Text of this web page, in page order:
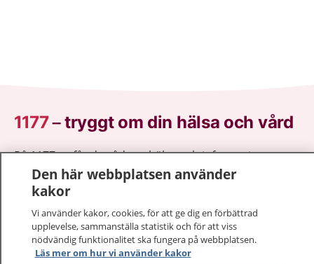
1177–tryggt om din hälsa och vård
På 1177.se får du råd om hälsa och information om
sjukdomar och vilka mottagningar du kan kontakta.
Logga in för att läsa din journal och göra dina
vårdärenden. Ring telefonnummer 1177 för
sjukvårdsrådgivning dygnet runt.
1177 ger dig råd när du vill må bättre.
Den här webbplatsen använder
kakor
Vi använder kakor, cookies, för att ge dig en förbättrad
upplevelse, sammanställa statistik och för att viss
nödvändig funktionalitet ska fungera på webbplatsen.
Läs mer om hur vi använder kakor